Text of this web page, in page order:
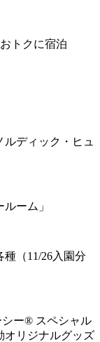
トクに宿泊
ディック・ヒュ
ーム」
（11/26入園分
ー® スペシャル
オリジナルグッズ